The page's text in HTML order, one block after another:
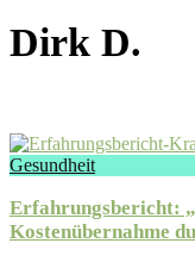
Dirk D.
Gesundheit
Erfahrungsbericht:
Kostenübernahme